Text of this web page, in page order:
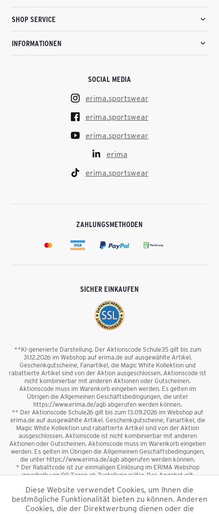
SHOP SERVICE
INFORMATIONEN
SOCIAL MEDIA
erima.sportswear
erima.sportswear
erima.sportswear
erima
erima.sportswear
ZAHLUNGSMETHODEN
SICHER EINKAUFEN
**KI-generierte Darstellung. Der Aktionscode Schule35 gilt bis zum
31.12.2026 im Webshop auf erima.de auf ausgewählte Artikel.
Geschenkgutscheine, Fanartikel, die Magic White Kollektion und
rabattierte Artikel sind von der Aktion ausgeschlossen. Aktionscode ist
nicht kombinierbar mit anderen Aktionen oder Gutscheinen.
Aktionscode muss im Warenkorb eingeben werden. Es gelten im
Übrigen die Allgemeinen Geschäftsbedingungen, die unter
https://www.erima.de/agb abgerufen werden können.
** Der Aktionscode Schule26 gilt bis zum 13.09.2026 im Webshop auf
erima.de auf ausgewählte Artikel. Geschenkgutscheine, Fanartikel, die
Magic White Kollektion und rabattierte Artikel sind von der Aktion
ausgeschlossen. Aktionscode ist nicht kombinierbar mit anderen
Aktionen oder Gutscheinen. Aktionscode muss im Warenkorb eingeben
werden. Es gelten im Übrigen die Allgemeinen Geschäftsbedingungen,
die unter https://www.erima.de/agb abgerufen werden können.
* Der Rabattcode ist zur einmaligen Einlösung im ERIMA Webshop
innerhalb von 90 Tagen ab Zustellung gültig. Das Angebot gilt
sowie Geschenkgutscheine sind vom Rabatt ausgeschlossen. Der
Rabattcode ist nicht mit anderen Aktionen oder Gutscheinen
kombinierbar. Der Mindestbestellwert beträgt 50 €
Diese Website verwendet Cookies, um Ihnen die
bestmögliche Funktionalität bieten zu können. Anderen
Cookies, die der Direktwerbung dienen oder die